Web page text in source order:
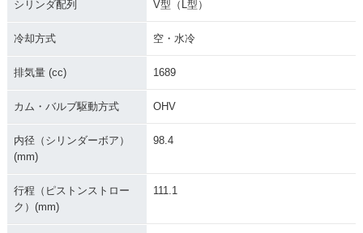
2000年 FLHTCI Ele
1999年 FLHTCI Ele
1997年 FLHTCI Ele
ctra Glide Classic
1996年 FLHTCI Ele
シリンダ配列 V型（L型）
冷却方式 空・水冷
排気量 (cc) 1689
カム・バルブ駆動方式 OHV
内径（シリンダーボア）
(mm)
98.4
行程（ピストンストロー
ク）(mm)
111.1